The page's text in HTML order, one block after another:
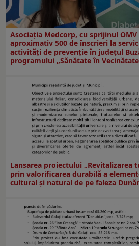
Asociația Medcorp, cu sprijinul
aproximativ 500 de înscrieri la
activități de prevenție în județul
programului „Sănătate în
Lansarea proiectului „Revitalizarea
prin valorificarea durabilă a
cultural și natural de pe faleza